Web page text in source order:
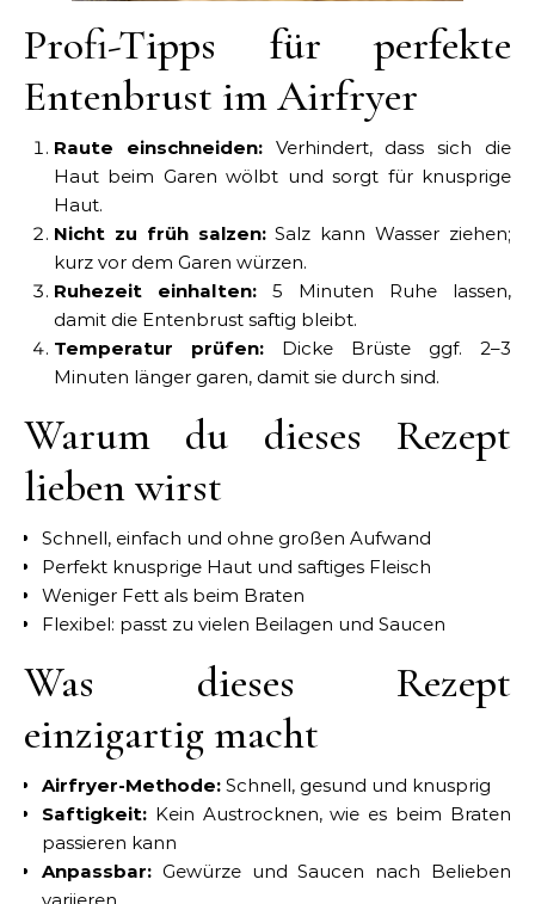
Profi-Tipps für perfekte
Entenbrust im Airfryer
Raute einschneiden:Verhindert, dass sich die
Haut beim Garen wölbt und sorgt für knusprige
Haut.
Nicht zu früh salzen:Salz kann Wasser ziehen;
kurz vor dem Garen würzen.
Ruhezeit einhalten: 5 Minuten Ruhe lassen,
damit die Entenbrust saftig bleibt.
Temperatur prüfen: Dicke Brüste ggf. 2–3
Minuten länger garen, damit sie durch sind.
Warum du dieses Rezept
lieben wirst
Schnell, einfach und ohne großen Aufwand
Perfekt knusprige Haut und saftiges Fleisch
Weniger Fett als beim Braten
Flexibel: passt zu vielen Beilagen und Saucen
Was dieses Rezept
einzigartig macht
Airfryer-Methode: Schnell, gesund und knusprig
Saftigkeit: Kein Austrocknen, wie es beim Braten
passieren kann
Anpassbar: Gewürze und Saucen nach Belieben